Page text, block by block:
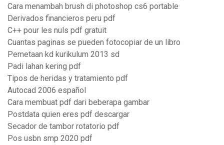
Cara menambah brush di photoshop cs6 portable
Derivados financieros peru pdf
C++ pour les nuls pdf gratuit
Cuantas paginas se pueden fotocopiar de un libro
Pemetaan kd kurikulum 2013 sd
Padi lahan kering pdf
Tipos de heridas y tratamiento pdf
Autocad 2006 español
Cara membuat pdf dari beberapa gambar
Postdata quien eres pdf descargar
Secador de tambor rotatorio pdf
Pos usbn smp 2020 pdf